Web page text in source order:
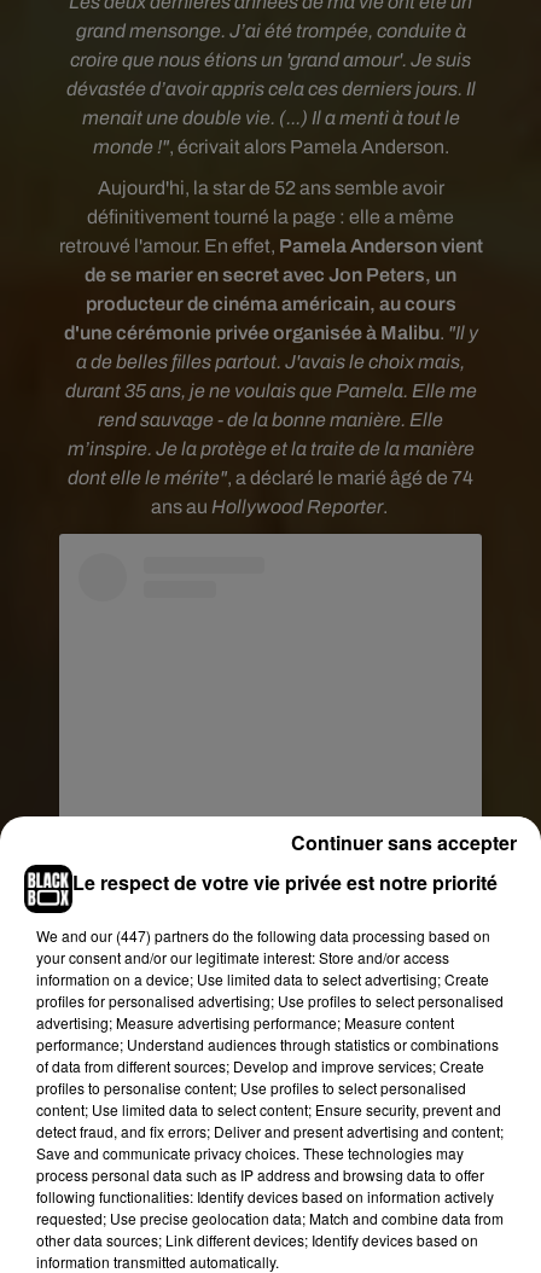
grand mensonge. J’ai été trompée, conduite à
croire que nous étions un 'grand amour'. Je suis
dévastée d’avoir appris cela ces derniers jours. Il
menait une double vie. (...) Il a menti à tout le
monde !", écrivait alors Pamela Anderson.
Aujourd'hi, la star de 52 ans semble avoir
définitivement tourné la page : elle a même
retrouvé l'amour. En effet, Pamela Anderson vient
de se marier en secret avec Jon Peters, un
producteur de cinéma américain, au cours
d'une cérémonie privée organisée à Malibu. "Il y
a de belles filles partout. J'avais le choix mais,
durant 35 ans, je ne voulais que Pamela. Elle me
rend sauvage - de la bonne manière. Elle
m’inspire. Je la protège et la traite de la manière
dont elle le mérite", a déclaré le marié âgé de 74
ans au Hollywood Reporter.
Voir cette publication sur Instagram
❤️ happy life
Le respect de votre vie privée est notre priorité
We and our (447) partnersdo the following data processing based on
your consent and/or our legitimate interest: Store and/or access
information on a device; Use limited data to select advertising; Create
profiles for personalised advertising; Use profiles to select personalised
advertising; Measure advertising performance; Measure content
performance; Understand audiences through statistics or combinations
of data from different sources; Develop and improve services; Create
profiles to personalise content; Use profiles to select personalised
content; Use limited data to select content; Ensure security, prevent and
detect fraud, and fix errors; Deliver and present advertising and content;
Save and communicate privacy choices. These technologies may
process personal data such as IP address and browsing data to offer
following functionalities: Identify devices based on information actively
requested; Use precise geolocation data; Match and combine data from
other data sources; Link different devices; Identify devices based on
information transmitted automatically.
Continuer sans accepter